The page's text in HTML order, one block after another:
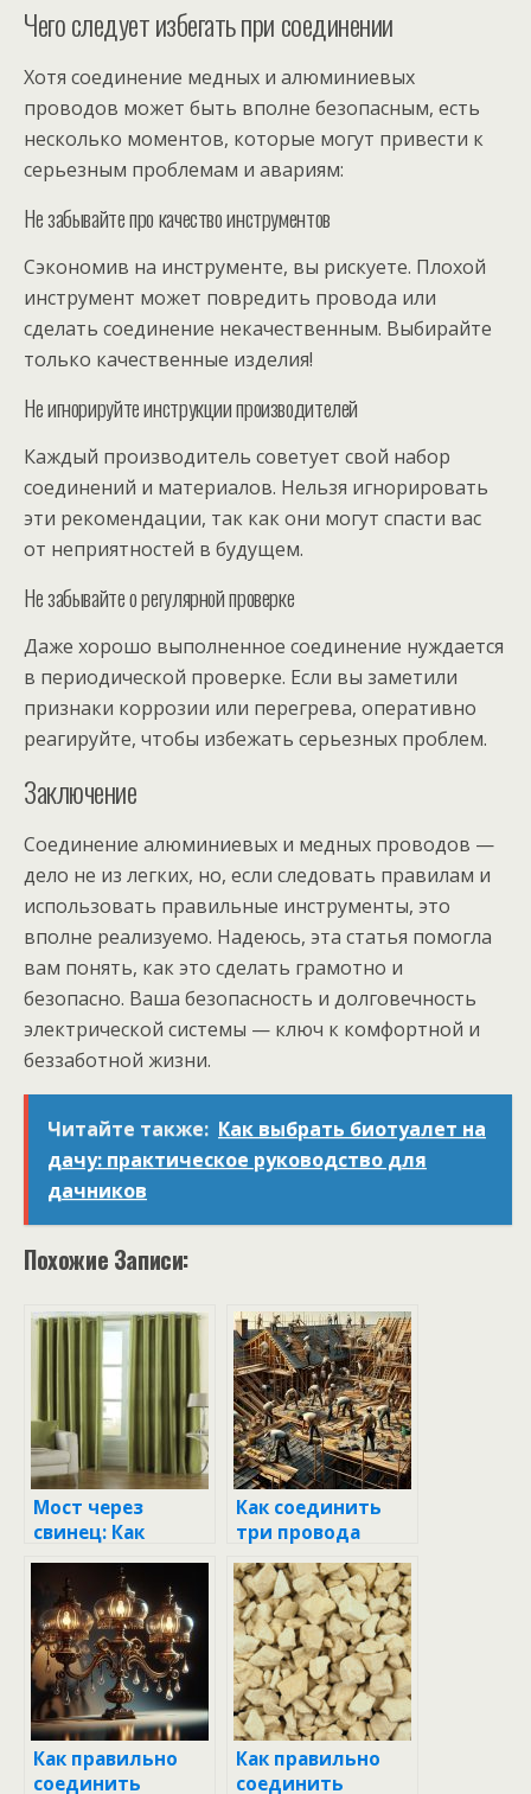
Чего следует избегать при соединении
Хотя соединение медных и алюминиевых
проводов может быть вполне безопасным, есть
несколько моментов, которые могут привести к
серьезным проблемам и авариям:
Не забывайте про качество инструментов
Сэкономив на инструменте, вы рискуете. Плохой
инструмент может повредить провода или
сделать соединение некачественным. Выбирайте
только качественные изделия!
Не игнорируйте инструкции производителей
Каждый производитель советует свой набор
соединений и материалов. Нельзя игнорировать
эти рекомендации, так как они могут спасти вас
от неприятностей в будущем.
Не забывайте о регулярной проверке
Даже хорошо выполненное соединение нуждается
в периодической проверке. Если вы заметили
признаки коррозии или перегрева, оперативно
реагируйте, чтобы избежать серьезных проблем.
Заключение
Соединение алюминиевых и медных проводов —
дело не из легких, но, если следовать правилам и
использовать правильные инструменты, это
вполне реализуемо. Надеюсь, эта статья помогла
вам понять, как это сделать грамотно и
безопасно. Ваша безопасность и долговечность
электрической системы — ключ к комфортной и
беззаботной жизни.
Читайте также: Как выбрать биотуалет на
дачу: практическое руководство для
дачников
Похожие Записи:
Мост через
свинец: Как
соединить
алюминиевый и
медный провода
без проблем
Как соединить
три провода
между собой:
практическое
руководство для
новичков
Как правильно
соединить
Как правильно
соединить